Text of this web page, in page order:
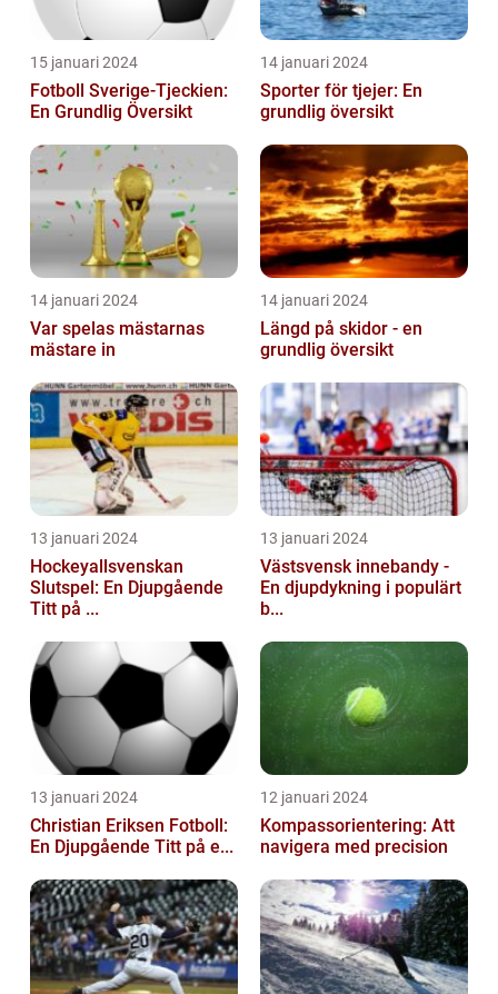
15 januari 2024
Fotboll Sverige-Tjeckien:
En Grundlig Översikt
14 januari 2024
Sporter för tjejer: En
grundlig översikt
14 januari 2024
Var spelas mästarnas
mästare in
14 januari 2024
Längd på skidor - en
grundlig översikt
13 januari 2024
Hockeyallsvenskan
Slutspel: En Djupgående
Titt på ...
13 januari 2024
Västsvensk innebandy -
En djupdykning i populärt
b...
13 januari 2024
Christian Eriksen Fotboll:
En Djupgående Titt på e...
12 januari 2024
Kompassorientering: Att
navigera med precision